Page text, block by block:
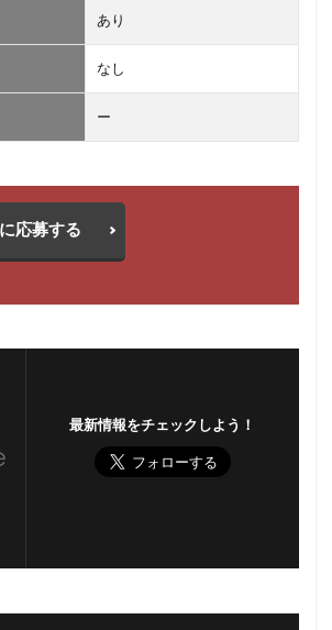
あり
なし
ー
応募する
最新情報をチェックしよう！